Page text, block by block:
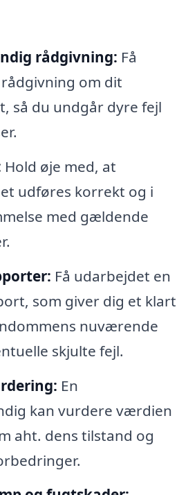
rådgivning: Få
om dit
så du undgår dyre fejl
Hold øje med, at
udføres korrekt og i
med gældende
Få udarbejdet en
som giver dig et klart
nuværende
skjulte fejl.
En
kan vurdere værdien
aht. dens tilstand og